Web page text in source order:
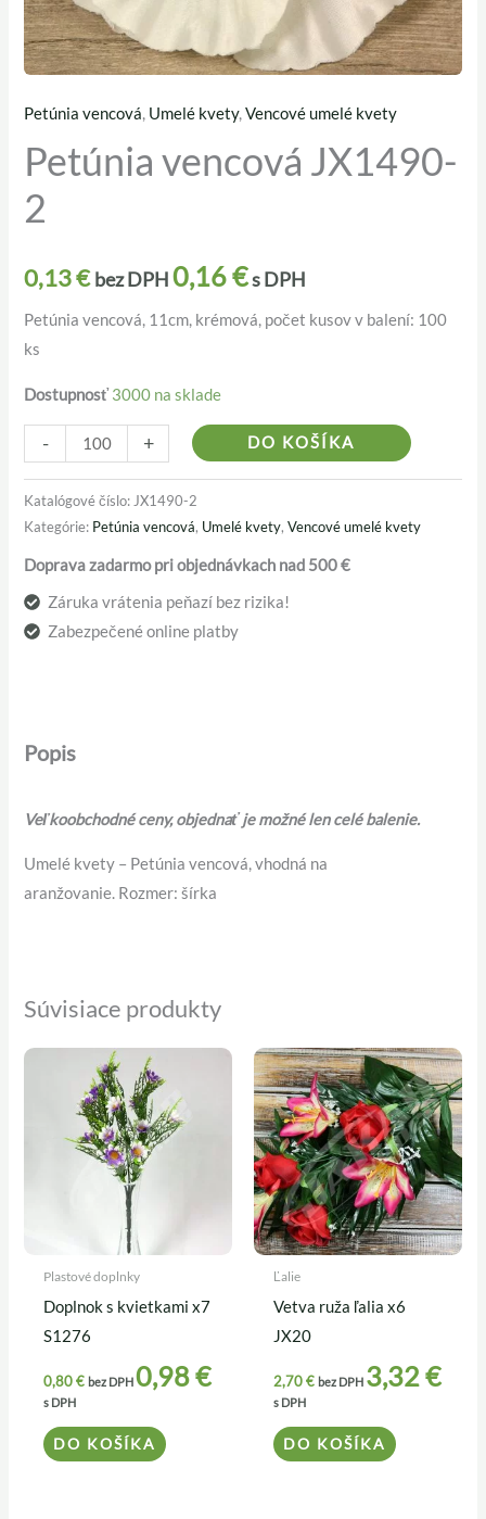
Petúnia vencová, Umelé kvety,Vencové umelé kvety
Petúnia vencová JX1490-
2
0,13€ bez DPH0,16€s DPH
Petúnia vencová, 11cm, krémová, počet kusov v balení: 100
ks
Dostupnosť 3000 na sklade
-
množstvo
Petúnia
vencová
JX1490-
+ DO KOŠÍKA
Katalógové číslo: JX1490-2
Kategórie: Petúnia vencová, Umelé kvety,Vencové umelé kvety
Doprava zadarmo pri objednávkach nad 500 €
Záruka vrátenia peňazí bez rizika!
Zabezpečené online platby
Popis
Veľkoobchodné ceny, objednať je možné len celé balenie.
Umelé kvety – Petúnia vencová, vhodná na
aranžovanie. Rozmer: šírka
Súvisiace produkty
Plastové doplnky
Doplnok s kvietkami x7
S1276
0,80€ bez DPH 0,98€
s DPH
DO KOŠÍKA
Ľalie
Vetva ruža ľalia x6
JX20
2,70€ bez DPH 3,32€
s DPH
DO KOŠÍKA